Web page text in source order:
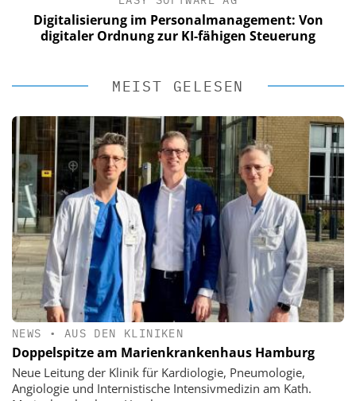
Digitalisierung im Personalmanagement: Von
digitaler Ordnung zur KI-fähigen Steuerung
MEIST GELESEN
NEWS • AUS DEN KLINIKEN
Doppelspitze am Marienkrankenhaus Hamburg
Neue Leitung der Klinik für Kardiologie, Pneumologie,
Angiologie und Internistische Intensivmedizin am Kath.